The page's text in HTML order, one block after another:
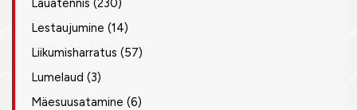
Lauatennis (230)
Lestaujumine (14)
Liikumisharratus (57)
Lumelaud (3)
Mäesuusatamine (6)